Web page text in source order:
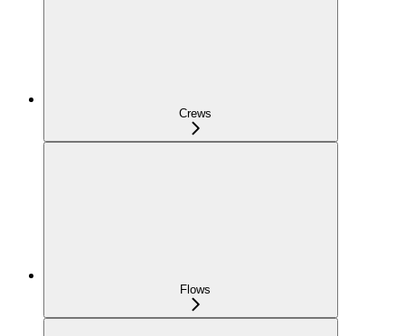
Crews
Flows